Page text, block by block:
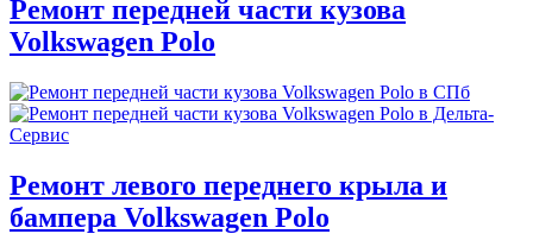
Ремонт передней части кузова
Volkswagen Polo
Ремонт левого переднего крыла и
бампера Volkswagen Polo